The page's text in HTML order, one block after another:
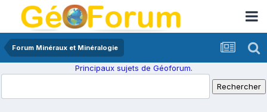
Forum Minéraux et Minéralogie
Principaux sujets de Géoforum.